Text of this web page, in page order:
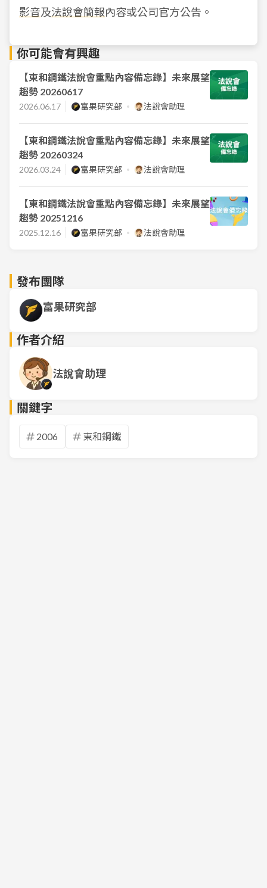
影音及法說會簡報內容或公司官方公告。
你可能會有興趣
【東和鋼鐵法說會重點內容備忘錄】未來展望
趨勢 20260617
2026.06.17 富果研究部 法說會助理
【東和鋼鐵法說會重點內容備忘錄】未來展望
趨勢 20260324
2026.03.24 富果研究部 法說會助理
【東和鋼鐵法說會重點內容備忘錄】未來展望
趨勢 20251216
2025.12.16 富果研究部 法說會助理
發布團隊
富果研究部
作者介紹
法說會助理
關鍵字
2006 東和鋼鐵